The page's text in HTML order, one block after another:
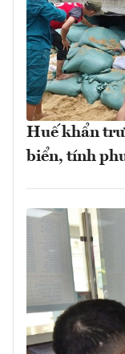
Huế khẩn
biển, tính